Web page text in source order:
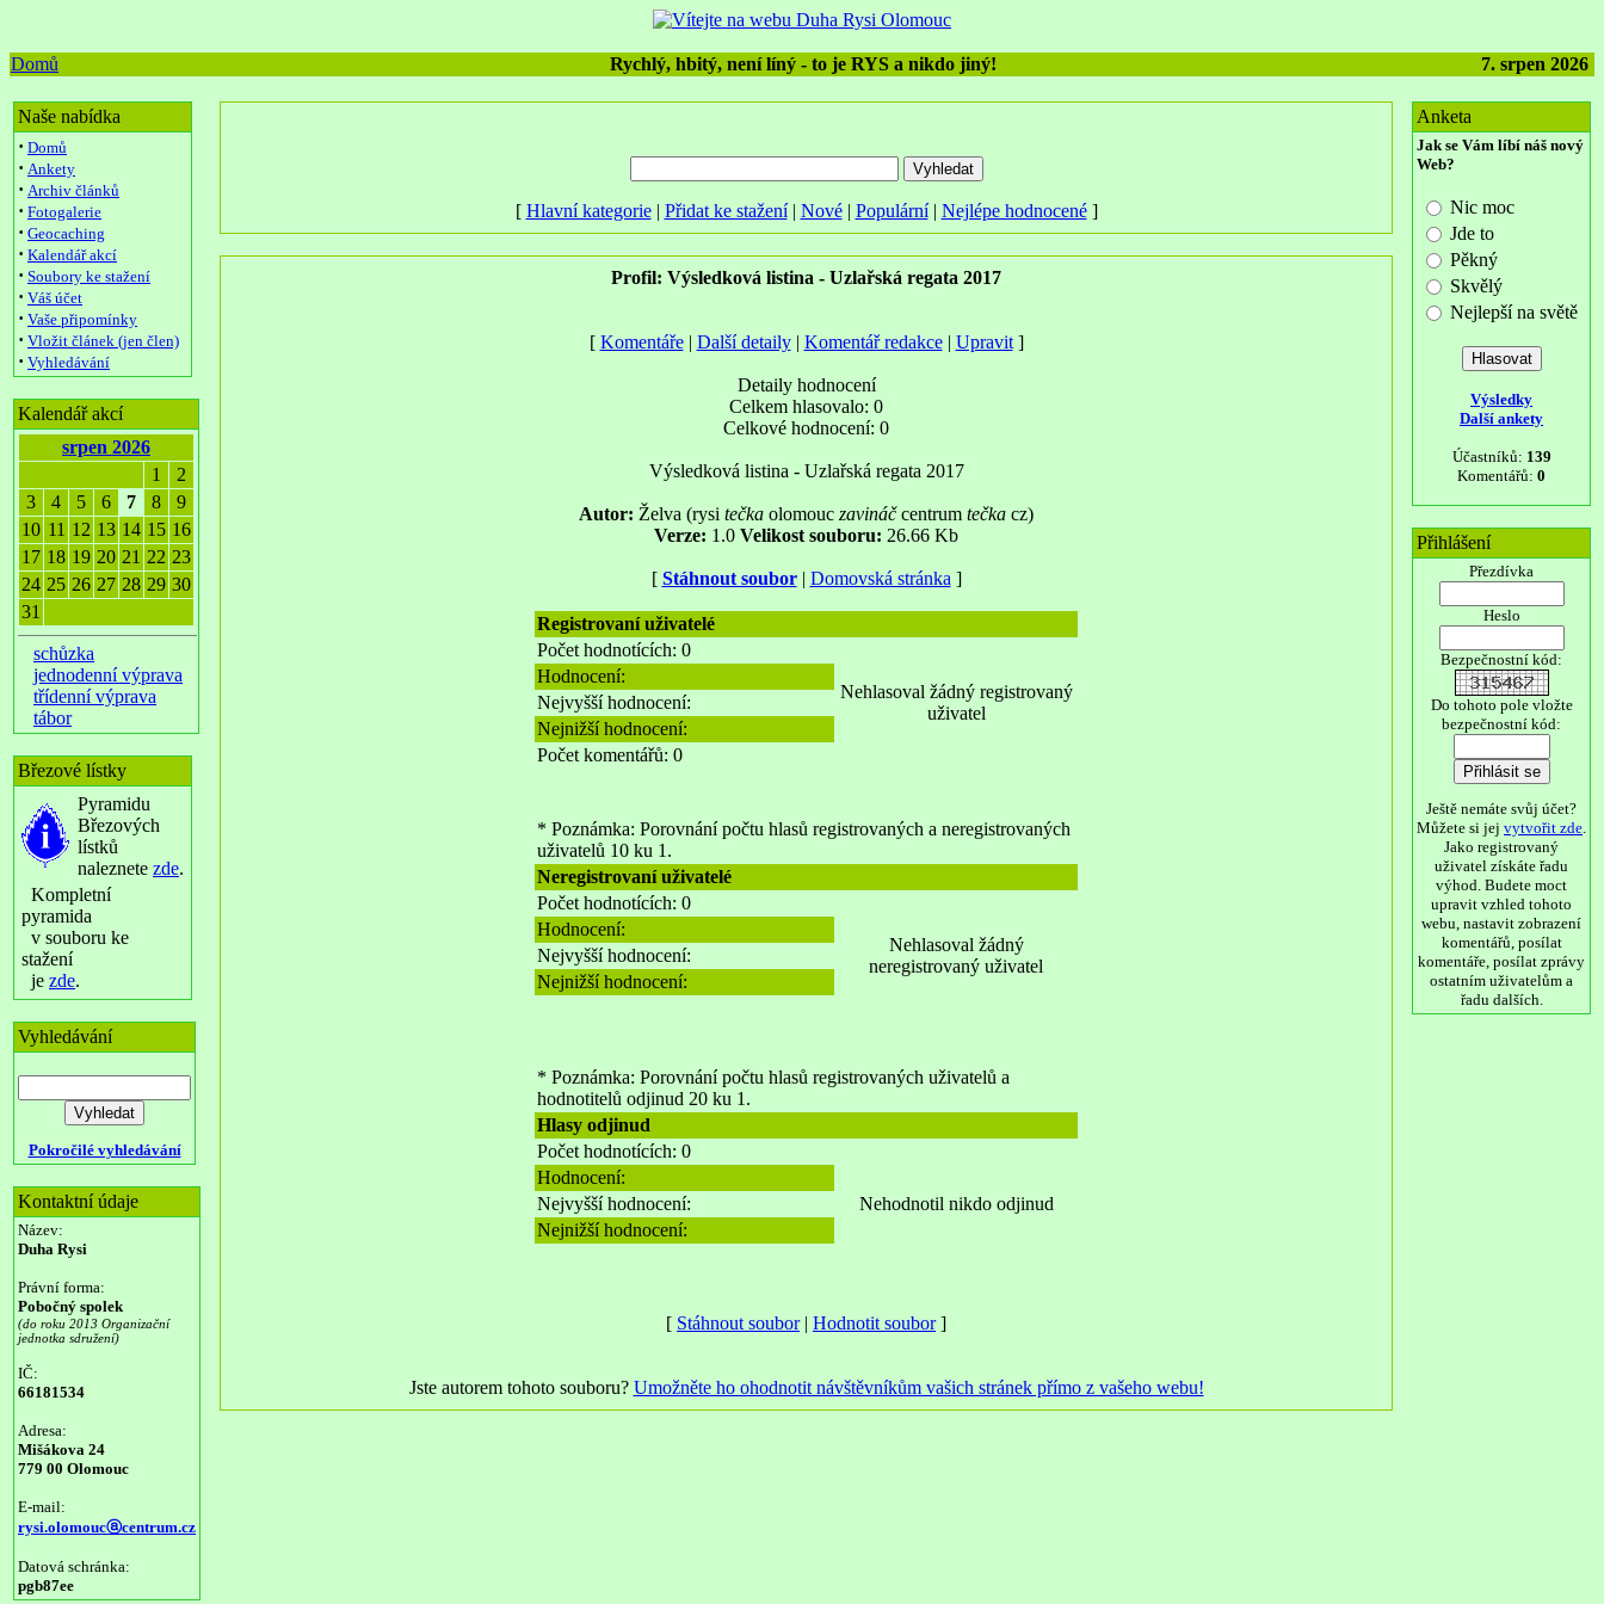
Domů Rychlý, hbitý, není líný - to je RYS a nikdo jiný! 7. srpen 2026
Naše nabídka
· Domů
· Ankety
· Archiv článků
· Fotogalerie
· Geocaching
· Kalendář akcí
· Soubory ke stažení
· Váš účet
· Vaše připomínky
· Vložit článek (jen člen)
· Vyhledávání
Kalendář akcí
srpen 2026
1
2
3
4 5 6 7 8
9
10 11 12 13 14 15 16
17 18 19 20 21 22 23
24 25 26 27 28 29 30
31
schůzka
jednodenní výprava
třídenní výprava
tábor
Březové lístky
Pyramidu
Březových
lístků
naleznete zde.
Kompletní
pyramida
v souboru ke
stažení
je zde.
Vyhledávání
Pokročilé vyhledávání
Kontaktní údaje
Název:
Duha Rysi
Právní forma:
Pobočný spolek
(do roku 2013 Organizační
jednotka sdružení)
IČ:
66181534
Adresa:
Mišákova 24
779 00 Olomouc
E-mail:
rysi.olomoucⓐcentrum.cz
Datová schránka:
pgb87ee
[ Hlavní kategorie| Přidat ke stažení| Nové| Populární| Nejlépe hodnocené]
Profil: Výsledková listina - Uzlařská regata 2017
[ Komentáře| Další detaily| Komentář redakce| Upravit]
Detaily hodnocení
Celkem hlasovalo: 0
Celkové hodnocení: 0
Výsledková listina - Uzlařská regata 2017
Autor: Želva (rysi tečka olomouc zavináčcentrum tečka cz)
Verze: 1.0 Velikost souboru: 26.66 Kb
[ Stáhnout soubor| Domovská stránka ]
Registrovaní uživatelé
Počet hodnotících: 0
Nehlasoval žádný registrovaný
uživatel
Hodnocení:
Nejvyšší hodnocení:
Nejnižší hodnocení:
Počet komentářů: 0
* Poznámka: Porovnání počtu hlasů registrovaných a neregistrovaných
uživatelů 10 ku 1.
Neregistrovaní uživatelé
Počet hodnotících: 0
Nehlasoval žádný
neregistrovaný uživatel
Hodnocení:
Nejvyšší hodnocení:
Nejnižší hodnocení:
* Poznámka: Porovnání počtu hlasů registrovaných uživatelů a
hodnotitelů odjinud 20 ku 1.
Hlasy odjinud
Počet hodnotících: 0
Nehodnotil nikdo odjinud
Hodnocení:
Nejvyšší hodnocení:
Nejnižší hodnocení:
[ Stáhnout soubor| Hodnotit soubor]
Jste autorem tohoto souboru? Umožněte ho ohodnotit návštěvníkům vašich stránek přímo z vašeho webu!
Anketa
Jak se Vám líbí náš nový
Web?
Nic moc
Jde to
Pěkný
Skvělý
Nejlepší na světě
Výsledky
Další ankety
Účastníků: 139
Komentářů: 0
Přihlášení
Přezdívka
Heslo
Bezpečnostní kód:
Do tohoto pole vložte
bezpečnostní kód:
Ještě nemáte svůj účet?
Můžete si jej vytvořit zde.
Jako registrovaný
uživatel získáte řadu
výhod. Budete moct
upravit vzhled tohoto
webu, nastavit zobrazení
komentářů, posílat
komentáře, posílat zprávy
ostatním uživatelům a
řadu dalších.